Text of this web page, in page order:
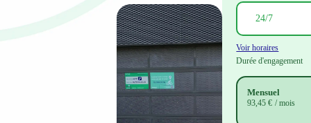
Voir horaires
Durée d'engagement
Mensuel
93,45 € / mois